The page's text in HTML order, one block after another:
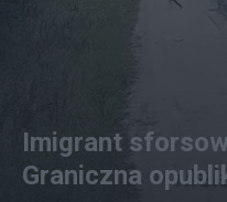
Imigrant
Graniczna